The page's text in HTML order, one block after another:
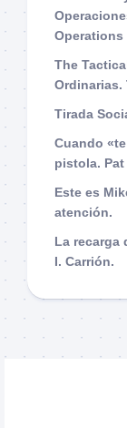
Operations
The
Ordinarias.
Tirada
Cuando
pistola. Pat
Este es
atención.
La recarga
I. Carrión.